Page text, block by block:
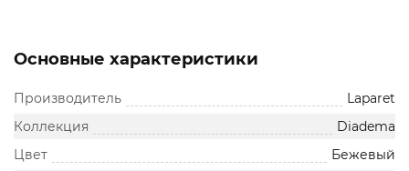
Основные характеристики
Производитель
Laparet
Коллекция
Diadema
Цвет
Бежевый